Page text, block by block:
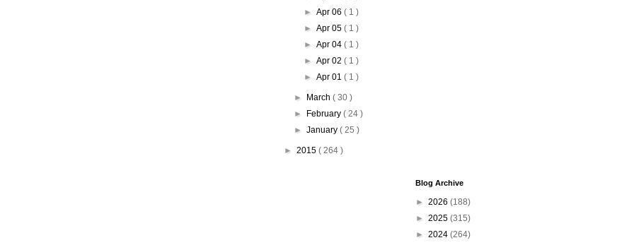
►Apr 06( 1 )
►Apr 05( 1 )
►Apr 04( 1 )
►Apr 02( 1 )
►Apr 01( 1 )
► March ( 30 )
►
February ( 24 )
► January ( 25 )
► 2015 ( 264 )
Blog Archive
► 2026 (188)
► 2025 (315)
► 2024 (264)